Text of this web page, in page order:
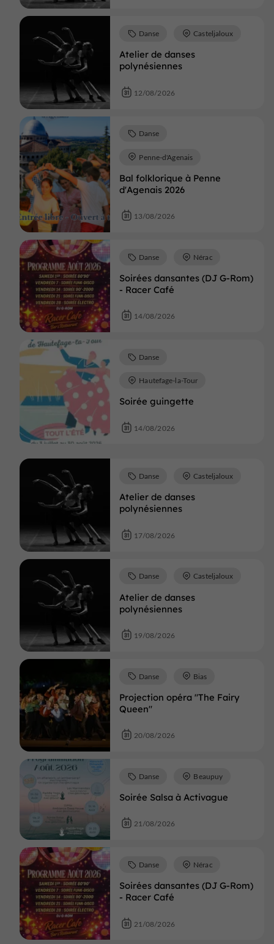
Atelier de danses
polynésiennes
Danse Casteljaloux
12/08/2026
Bal folklorique à Penne
d'Agenais 2026
Danse
Penne-d'Agenais
13/08/2026
Soirées dansantes (DJ G-Rom)
- Racer Café
Danse Nérac
14/08/2026
Soirée guingette
Danse
Hautefage-la-Tour
14/08/2026
Atelier de danses
polynésiennes
Danse Casteljaloux
17/08/2026
Atelier de danses
polynésiennes
Danse Casteljaloux
19/08/2026
Projection opéra "The Fairy
Queen"
Danse Bias
20/08/2026
Soirée Salsa à Activague
Danse Beaupuy
21/08/2026
Soirées dansantes (DJ G-Rom)
- Racer Café
Danse Nérac
21/08/2026